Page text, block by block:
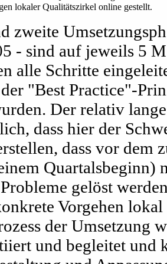
lokaler Qualitätszirkel online gestellt.
zweite
- sind auf jeweils 5
alle Schritte
"Best Practice"-
Der relativ
dass hier der
dass vor dem
Quartalsbeginn)
gelöst
Vorgehen
der Umsetzung
und begleitet und